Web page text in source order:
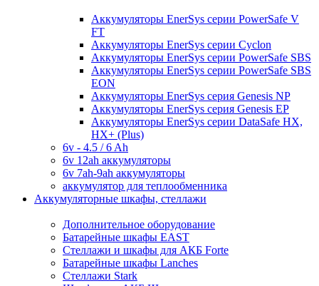
Аккумуляторы EnerSys серии PowerSafe V
FT
Аккумуляторы EnerSys серии Cyclon
Аккумуляторы EnerSys серии PowerSafe SBS
Аккумуляторы EnerSys серии PowerSafe SBS
EON
Аккумуляторы EnerSys серия Genesis NP
Аккумуляторы EnerSys серия Genesis EP
Аккумуляторы EnerSys серии DataSafe HX,
HX+ (Plus)
6v - 4.5 / 6 Ah
6v 12ah аккумуляторы
6v 7ah-9ah аккумуляторы
аккумулятор для теплообменника
Аккумуляторные шкафы, стеллажи
Дополнительное оборудование
Батарейные шкафы EAST
Стеллажи и шкафы для АКБ Forte
Батарейные шкафы Lanches
Стеллажи Stark